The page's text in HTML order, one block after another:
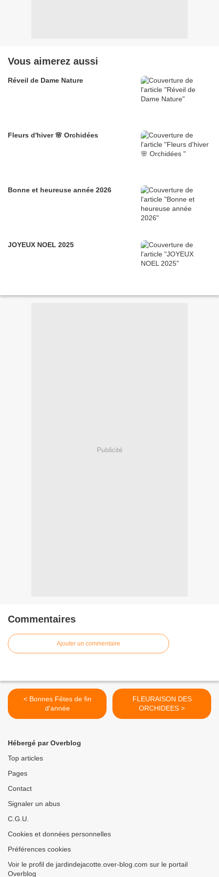
Vous aimerez aussi
Réveil de Dame Nature
Fleurs d'hiver 🌸 Orchidées
Bonne et heureuse année 2026
JOYEUX NOEL 2025
Publicité
Commentaires
Ajouter un commentaire
< Bonnes Fêtes de fin
d'année
FLEURAISON DES
ORCHIDEES >
Hébergé par Overblog
Top articles
Pages
Contact
Signaler un abus
C.G.U.
Cookies et données personnelles
Préférences cookies
Voir le profil de jardindejacotte.over-blog.com sur le portail
Overblog